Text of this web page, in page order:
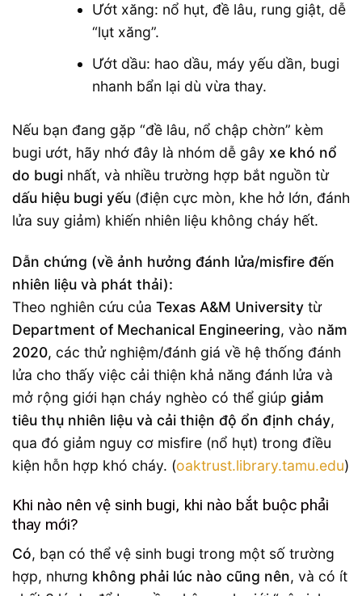
Ướt xăng: nổ hụt, đề lâu, rung giật, dễ
“lụt xăng”.
Ướt dầu: hao dầu, máy yếu dần, bugi
nhanh bẩn lại dù vừa thay.
Nếu bạn đang gặp “đề lâu, nổ chập chờn” kèm
bugi ướt, hãy nhớ đây là nhóm dễ gây xe khó nổ
do bugi nhất, và nhiều trường hợp bắt nguồn từ
dấu hiệu bugi yếu (điện cực mòn, khe hở lớn, đánh
lửa suy giảm) khiến nhiên liệu không cháy hết.
Dẫn chứng (về ảnh hưởng đánh lửa/misfire đến
nhiên liệu và phát thải):
Theo nghiên cứu của Texas A&M University từ
Department of Mechanical Engineering, vào năm
2020, các thử nghiệm/đánh giá về hệ thống đánh
lửa cho thấy việc cải thiện khả năng đánh lửa và
mở rộng giới hạn cháy nghèo có thể giúp giảm
tiêu thụ nhiên liệu và cải thiện độ ổn định cháy,
qua đó giảm nguy cơ misfire (nổ hụt) trong điều
kiện hỗn hợp khó cháy. (oaktrust.library.tamu.edu)
Khi nào nên vệ sinh bugi, khi nào bắt buộc phải
thay mới?
Có, bạn có thể vệ sinh bugi trong một số trường
hợp, nhưng không phải lúc nào cũng nên, và có ít